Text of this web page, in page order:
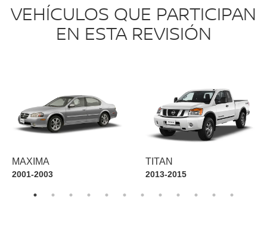
VEHÍCULOS QUE PARTICIPAN
EN ESTA REVISIÓN
MAXIMA
2001-2003
TITAN
2013-2015